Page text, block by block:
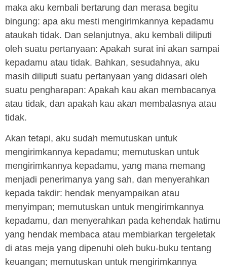
maka aku kembali bertarung dan merasa begitu
bingung: apa aku mesti mengirimkannya kepadamu
ataukah tidak. Dan selanjutnya, aku kembali diliputi
oleh suatu pertanyaan: Apakah surat ini akan sampai
kepadamu atau tidak. Bahkan, sesudahnya, aku
masih diliputi suatu pertanyaan yang didasari oleh
suatu pengharapan: Apakah kau akan membacanya
atau tidak, dan apakah kau akan membalasnya atau
tidak.
Akan tetapi, aku sudah memutuskan untuk
mengirimkannya kepadamu; memutuskan untuk
mengirimkannya kepadamu, yang mana memang
menjadi penerimanya yang sah, dan menyerahkan
kepada takdir: hendak menyampaikan atau
menyimpan; memutuskan untuk mengirimkannya
kepadamu, dan menyerahkan pada kehendak hatimu
yang hendak membaca atau membiarkan tergeletak
di atas meja yang dipenuhi oleh buku-buku tentang
keuangan; memutuskan untuk mengirimkannya